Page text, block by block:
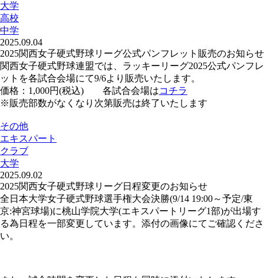
大学
高校
中学
2025.09.04
2025関西女子硬式野球リーグ公式パンフレット販売のお知らせ
関西女子硬式野球連盟では、ラッキーリーグ2025公式パンフレ
ットを各試合会場にて9/6より販売いたします。
価格：1,000円(税込) 各試合会場はコチラ
※販売部数がなくなり次第販売は終了いたします
その他
エキスパート
クラブ
大学
2025.09.02
2025関西女子硬式野球リーグ日程変更のお知らせ
全日本大学女子硬式野球選手権大会決勝(9/14 19:00～予定/東
京:神宮球場)に桃山学院大学(エキスパートリーグ1部)が出場す
る為日程を一部変更しています。添付の画像にてご確認くださ
い。